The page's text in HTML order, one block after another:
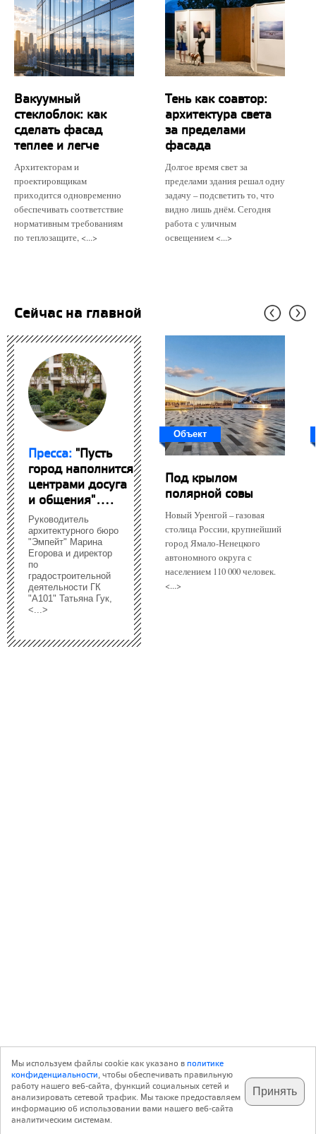
Вакуумный
стеклоблок: как
сделать фасад
теплее и легче
Архитекторам и
проектировщикам
приходится одновременно
обеспечивать соответствие
нормативным требованиям
по теплозащите, <...>
Тень как соавтор:
архитектура света
за пределами
фасада
Долгое время свет за
пределами здания решал одну
задачу – подсветить то, что
видно лишь днём. Сегодня
работа с уличным
освещением <...>
Сейчас на главной
Пресса: "Пусть
город наполнится
центрами досуга
и общения"....
Руководитель
архитектурного бюро
"Эмпейт" Марина
Егорова и директор
по
градостроительной
деятельности ГК
"А101" Татьяна Гук,
<...>
Объект
Под крылом
полярной совы
Новый Уренгой – газовая
столица России, крупнейший
город Ямало-Ненецкого
автономного округа с
населением 110 000 человек.
<...>
подпишитесь на наш
телеграм @archi_ru
✕
Мы используем файлы cookie как указано вполитике
конфиденциальности, чтобы обеспечивать правильную
работу нашего веб-сайта, функций социальных сетей и
анализировать сетевой трафик. Мы также предоставляем
информацию об использовании вами нашего веб-сайта
аналитическим системам.
Принять